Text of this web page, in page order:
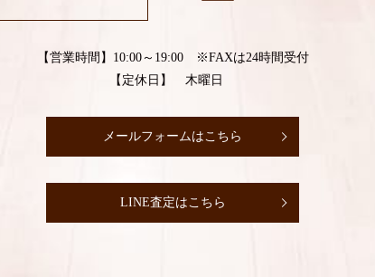
【営業時間】10:00～19:00 ※FAXは24時間受付
【定休日】 木曜日
メールフォームはこちら
LINE査定はこちら